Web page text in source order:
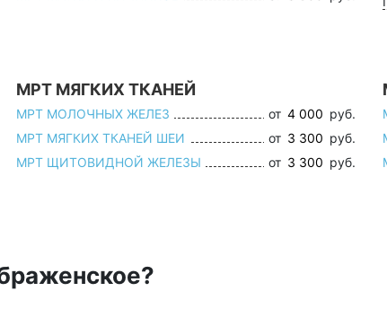
МРТ МЯГКИХ ТКАНЕЙ
МРТ МОЛОЧНЫХ ЖЕЛЕЗ от 4 000 руб.
МРТ МЯГКИХ ТКАНЕЙ ШЕИ
от 3 300 руб.
МРТ ЩИТОВИДНОЙ ЖЕЛЕЗЫ
от 3 300 руб.